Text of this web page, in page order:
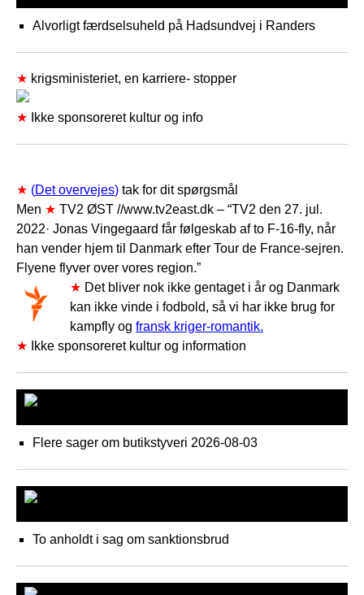
Alvorligt færdselsuheld på Hadsundvej i Randers
★ krigsministeriet, en karriere- stopper
★ Ikke sponsoreret kultur og info
★ (Det overvejes) tak for dit spørgsmål
Men ★ TV2 ØST //www.tv2east.dk – “TV2 den 27. jul.
2022· Jonas Vingegaard får følgeskab af to F-16-fly, når
han vender hjem til Danmark efter Tour de France-sejren.
Flyene flyver over vores region.”
★ Det bliver nok ikke gentaget i år og Danmark
kan ikke vinde i fodbold, så vi har ikke brug for
kampfly og fransk kriger-romantik.
★
Ikke sponsoreret kultur og information
Flere sager om butikstyveri 2026-08-03
To anholdt i sag om sanktionsbrud